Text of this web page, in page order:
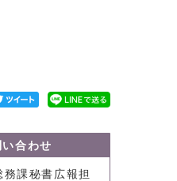
い合わせ
課秘書広報担